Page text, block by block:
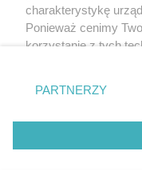
wynik
charakterystykę
Ponieważ cenimy
korzystanie z tych
zmienić/wycofać
znajdujący się w
rodzaje
użytkownika, ale
przetwarzaniu.
PARTNERZY